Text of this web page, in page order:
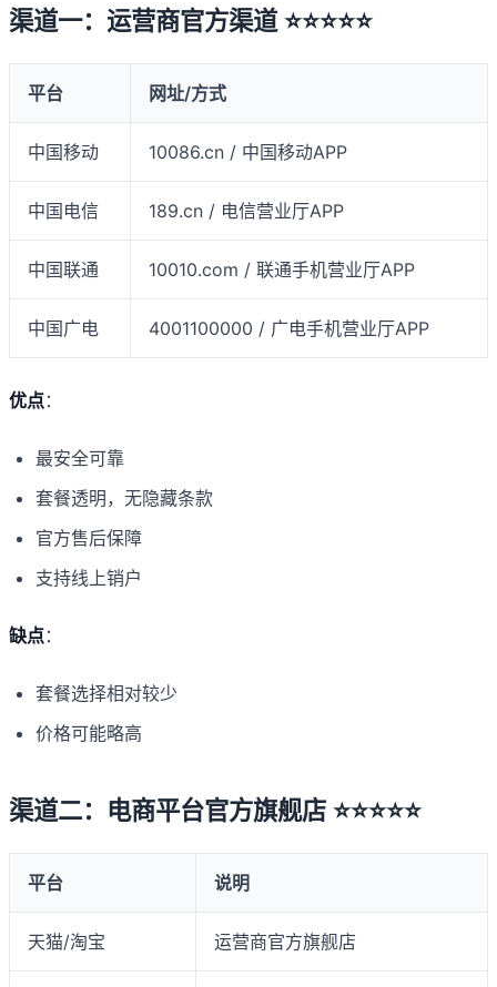
渠道一：运营商官方渠道 ⭐⭐⭐⭐⭐
平台 网址/方式
中国移动 10086.cn / 中国移动APP
中国电信 189.cn / 电信营业厅APP
中国联通 10010.com / 联通手机营业厅APP
中国广电 4001100000 / 广电手机营业厅APP
优点：
最安全可靠
套餐透明，无隐藏条款
官方售后保障
支持线上销户
缺点：
套餐选择相对较少
价格可能略高
渠道二：电商平台官方旗舰店 ⭐⭐⭐⭐⭐
平台 说明
天猫/淘宝 运营商官方旗舰店